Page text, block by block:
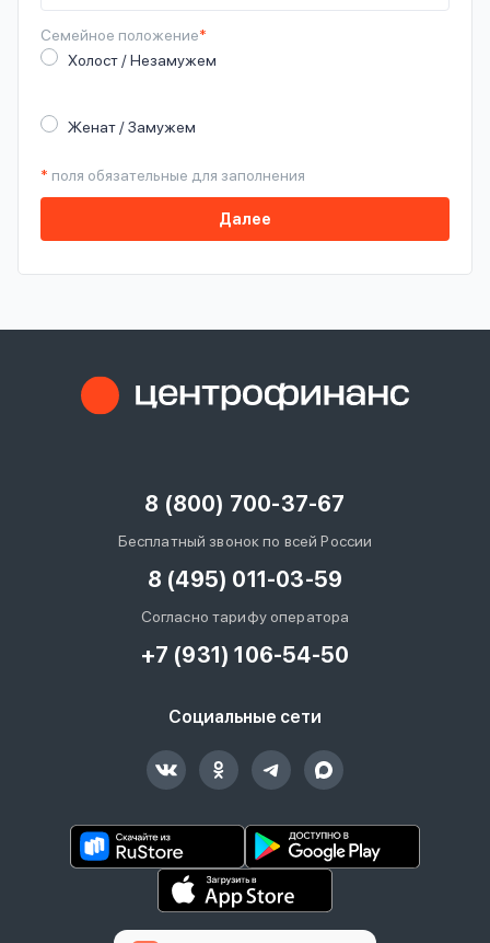
Семейное положение*
Холост / Незамужем
Женат / Замужем
* поля обязательные для заполнения
Далее
8 (800) 700-37-67
Бесплатный звонок по всей России
8 (495) 011-03-59
Согласно тарифу оператора
+7 (931) 106-54-50
Социальные сети